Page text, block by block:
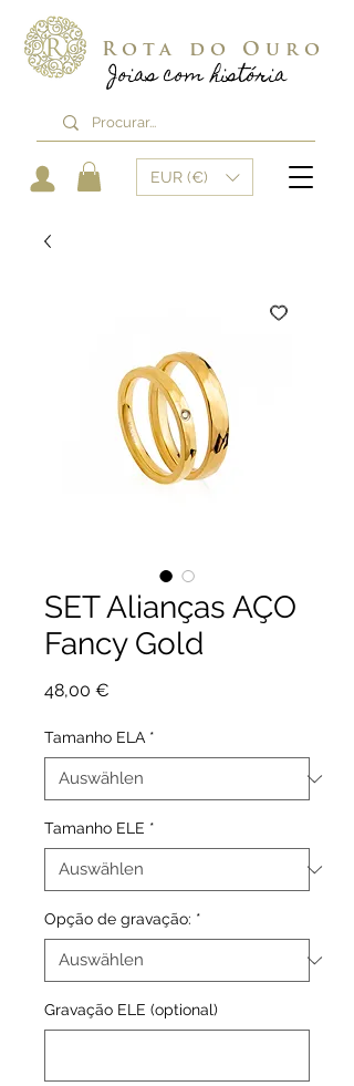
Joias com história
Rota do Ouro
EUR (€)
SET Alianças AÇO
Fancy Gold
48,00 €
Tamanho ELA *
Tamanho ELE *
Opção de gravação: *
Gravação ELE (optional)